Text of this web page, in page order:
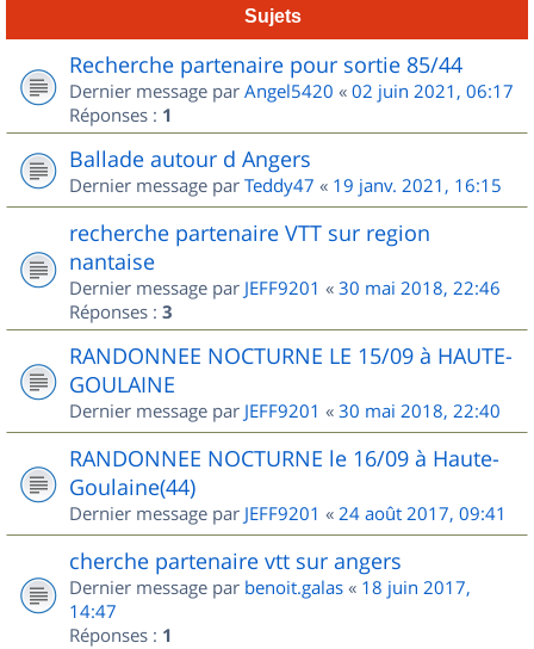
Sujets
Recherche partenaire pour sortie 85/44
Dernier message par Angel5420 « 02 juin 2021, 06:17
Réponses : 1
Ballade autour d Angers
Dernier message par Teddy47 « 19 janv. 2021, 16:15
recherche partenaire VTT sur region
nantaise
Dernier message par JEFF9201 « 30 mai 2018, 22:46
Réponses : 3
RANDONNEE NOCTURNE LE 15/09 à HAUTE-
GOULAINE
Dernier message par JEFF9201 « 30 mai 2018, 22:40
RANDONNEE NOCTURNE le 16/09 à Haute-
Goulaine(44)
Dernier message par JEFF9201 « 24 août 2017, 09:41
cherche partenaire vtt sur angers
Dernier message par benoit.galas « 18 juin 2017,
14:47
Réponses : 1